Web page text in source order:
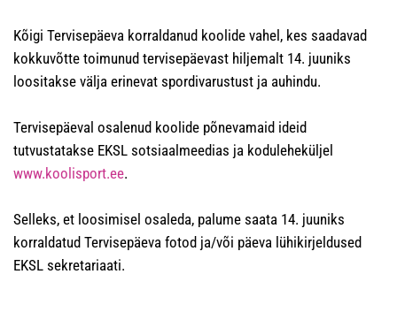
Kõigi Tervisepäeva korraldanud koolide vahel, kes saadavad
kokkuvõtte toimunud tervisepäevast hiljemalt 14. juuniks
loositakse välja erinevat spordivarustust ja auhindu.
Tervisepäeval osalenud koolide põnevamaid ideid
tutvustatakse EKSL sotsiaalmeedias ja koduleheküljel
www.koolisport.ee.
Selleks, et loosimisel osaleda, palume saata 14. juuniks
korraldatud Tervisepäeva fotod ja/või päeva lühikirjeldused
EKSL sekretariaati.